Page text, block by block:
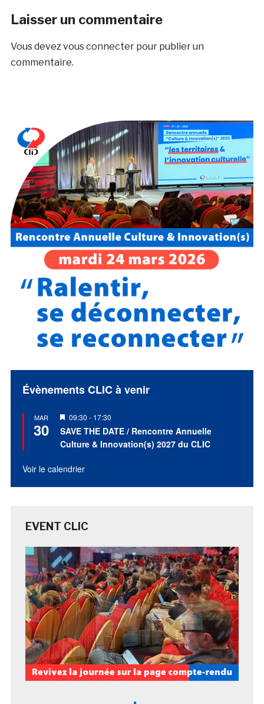
Laisser un commentaire
Vous devez vous connecterpour publier un
commentaire.
Évènements CLIC à venir
MAR
30
Mis
en
avant
09:30 - 17:30
SAVE THE DATE / Rencontre Annuelle
Culture & Innovation(s) 2027 du CLIC
Voir le calendrier
EVENT CLIC